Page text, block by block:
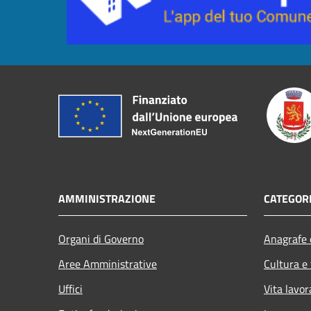
AMMINISTRAZIONE
Organi di Governo
Aree Amministrative
Uffici
Cultura
Vita